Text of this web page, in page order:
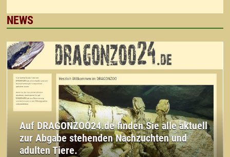
NEWS
Auf DRAGONZOO24.de finden Sie alle aktuell
zur Abgabe stehenden Nachzuchten und
adulten Tiere.